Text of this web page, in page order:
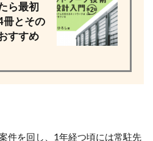
ら最初
冊とその
すすめ
件を回し、1年経つ頃には常駐先